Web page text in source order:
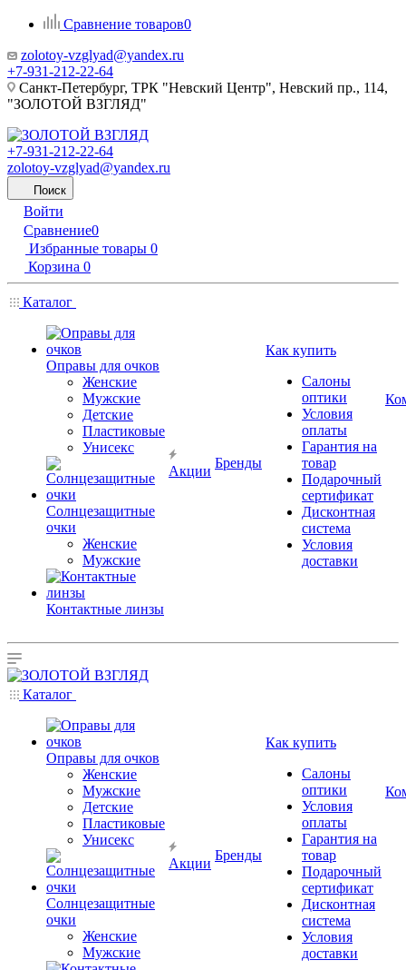
Сравнение товаров0
zolotoy-vzglyad@yandex.ru
+7-931-212-22-64
Санкт-Петербург, ТРК "Невский Центр", Невский пр., 114,
"ЗОЛОТОЙ ВЗГЛЯД"
+7-931-212-22-64
zolotoy-vzglyad@yandex.ru
Поиск
Войти
Сравнение0
Избранные товары 0
Корзина 0
Каталог
Оправы для очков
Женские
Мужские
Детские
Пластиковые
Унисекс
Солнцезащитные
очки
Женские
Мужские
Контактные линзы
Акции
Бренды
Как купить
Салоны
оптики
Условия
оплаты
Гарантия на
товар
Подарочный
сертификат
Дисконтная
система
Условия
доставки
Каталог
Оправы для очков
Женские
Мужские
Детские
Пластиковые
Унисекс
Солнцезащитные
очки
Женские
Мужские
Акции
Бренды
Как купить
Салоны
оптики
Условия
оплаты
Гарантия на
товар
Подарочный
сертификат
Дисконтная
система
Условия
доставки